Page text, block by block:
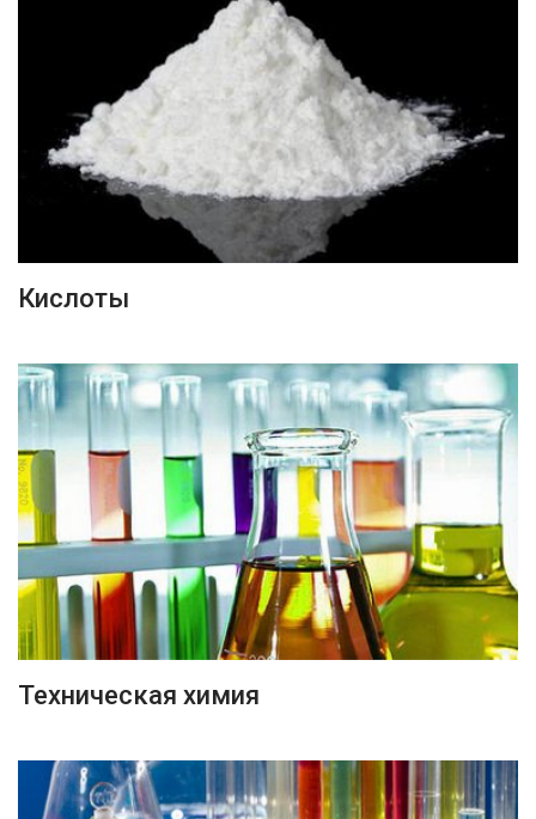
ПОДРОБНЕЕ
Кислоты
ПОДРОБНЕЕ
Техническая химия